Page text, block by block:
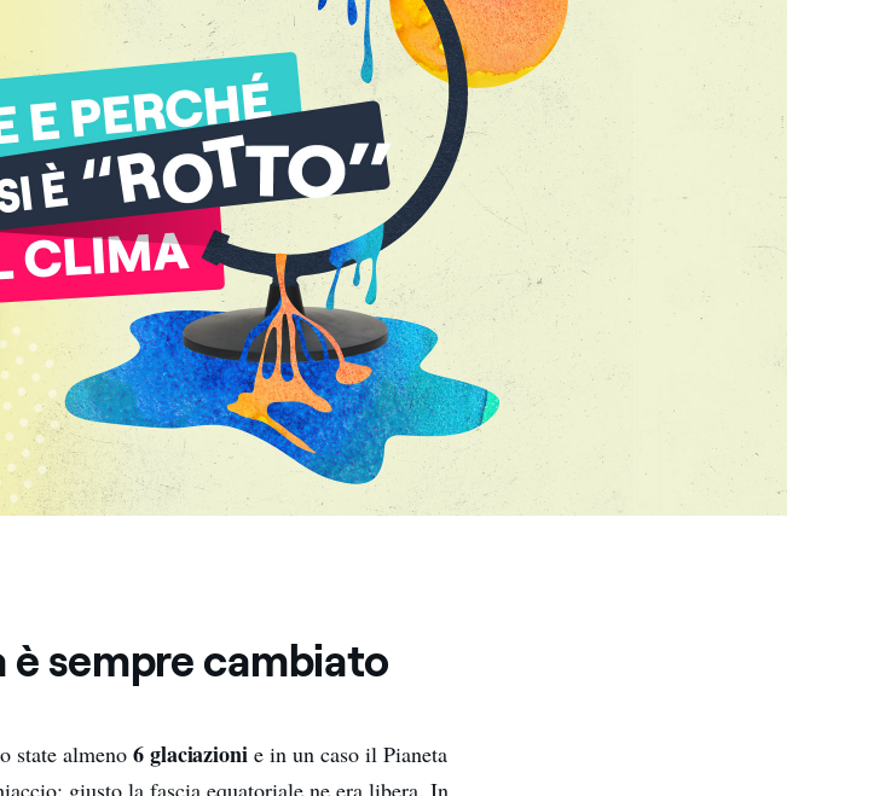
è sempre cambiato
state almeno6 glaciazionie in un caso il Pianeta
giusto la fascia equatoriale ne era libera. In